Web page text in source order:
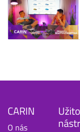
CARIN
O nás